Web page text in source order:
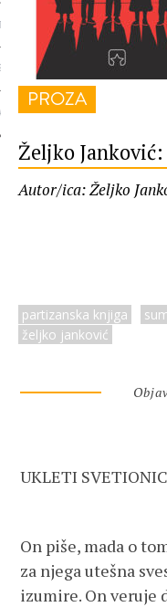
PROZA
Željko
Autor/ica: Željko
partizanska knjiga
željko janković
UKLETI
On piše, mada o
za njega utešna
izumire. On veruje